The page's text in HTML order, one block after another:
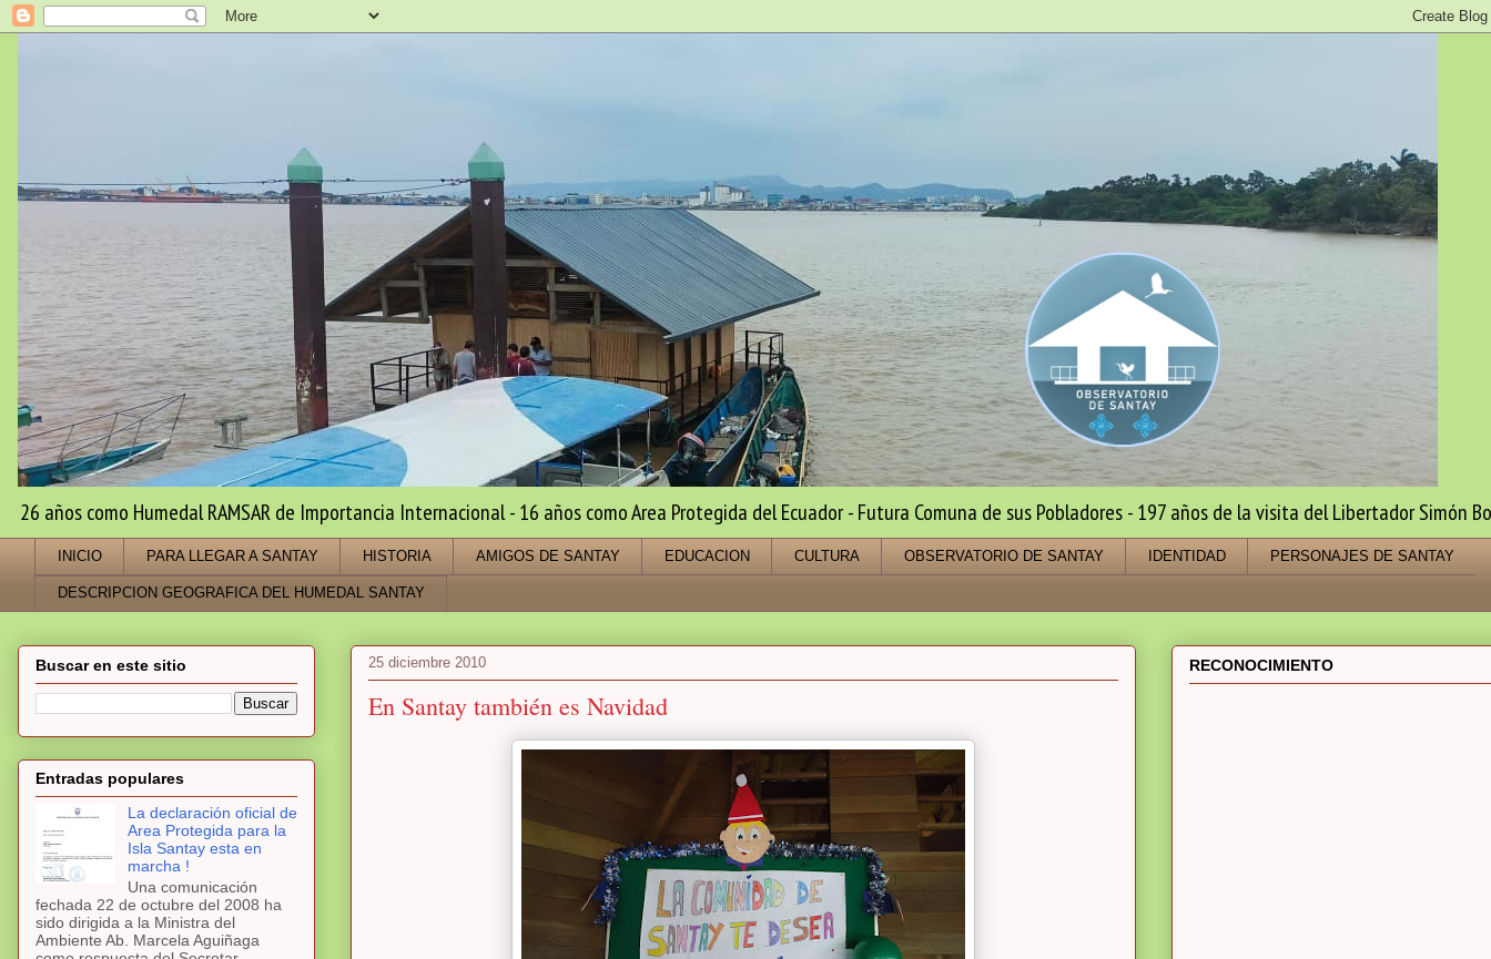
26 años como Humedal RAMSAR de Importancia Internacional - 16 años como Area Protegida del Ecuador - Futura Comuna de sus Pobladores - 197 años de la visita del Libertador Simón
INICIO PARA LLEGAR A SANTAY HISTORIA AMIGOS DE SANTAY EDUCACION CULTURA OBSERVATORIO DE SANTAY IDENTIDAD PERSONAJES DE SANTAY
DESCRIPCION GEOGRAFICA DEL HUMEDAL SANTAY
25 diciembre 2010
En Santay también es Navidad
Buscar en este sitio
Entradas populares
La declaración oficial de
Area Protegida para la
Isla Santay esta en
marcha !
Una comunicación
fechada 22 de octubre del 2008 ha
sido dirigida a la Ministra del
Ambiente Ab. Marcela Aguiñaga
RECONOCIMIENTO